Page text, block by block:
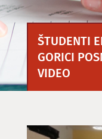
ŠTUDENTI
GORICI
VIDEO